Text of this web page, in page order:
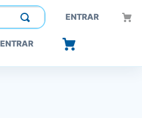
ENTRAR
inovando o futuro.
ENTRAR